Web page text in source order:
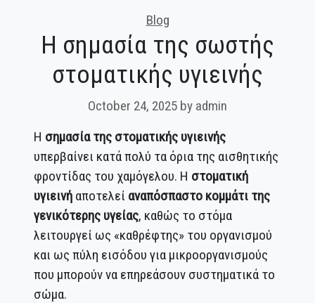
Categories
Blog
Η σημασία της σωστής
στοματικής υγιεινής
October 24, 2025 by admin
Η σημασία της στοματικής υγιεινής
υπερβαίνει κατά πολύ τα όρια της αισθητικής
φροντίδας του χαμόγελου. Η στοματική
υγιεινή αποτελεί αναπόσπαστο κομμάτι της
γενικότερης υγείας, καθώς το στόμα
λειτουργεί ως «καθρέφτης» του οργανισμού
και ως πύλη εισόδου για μικροοργανισμούς
που μπορούν να επηρεάσουν συστηματικά το
σώμα.